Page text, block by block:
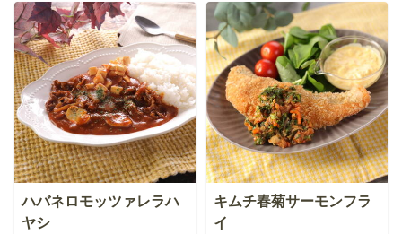
ハバネロモッツァレラハ
ヤシ
キムチ春菊サーモンフラ
イ